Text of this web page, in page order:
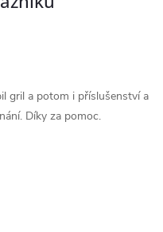
gril a potom i příslušenství a
Díky za pomoc.